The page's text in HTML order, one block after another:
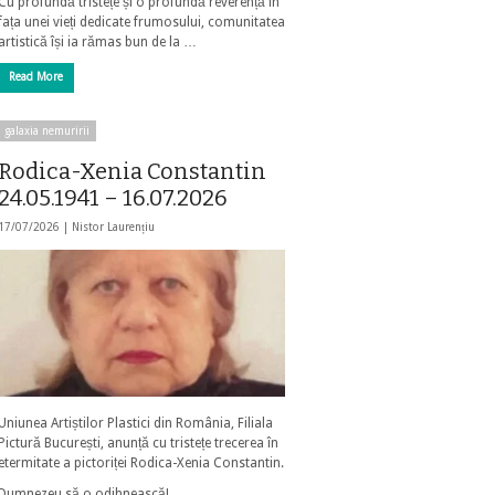
unei vieți dedicate frumosului, comunitatea
artistică își ia rămas bun de la …
Read More
galaxia nemuririi
Rodica-Xenia Constantin
24.05.1941 – 16.07.2026
17/07/2026 | Nistor Laurențiu
Artiștilor Plastici din România, Filiala
București, anunță cu tristețe trecerea în
etermitate a pictoriței Rodica-Xenia Constantin.